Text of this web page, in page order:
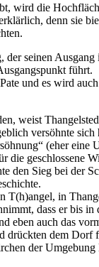
wird die
denn sie
seinen
führt.
und es wird
weist
versöhnte
(eher eine
geschlossene
den Sieg bei der
in
dass er bis
eben auch das
drückten dem Dorf
der